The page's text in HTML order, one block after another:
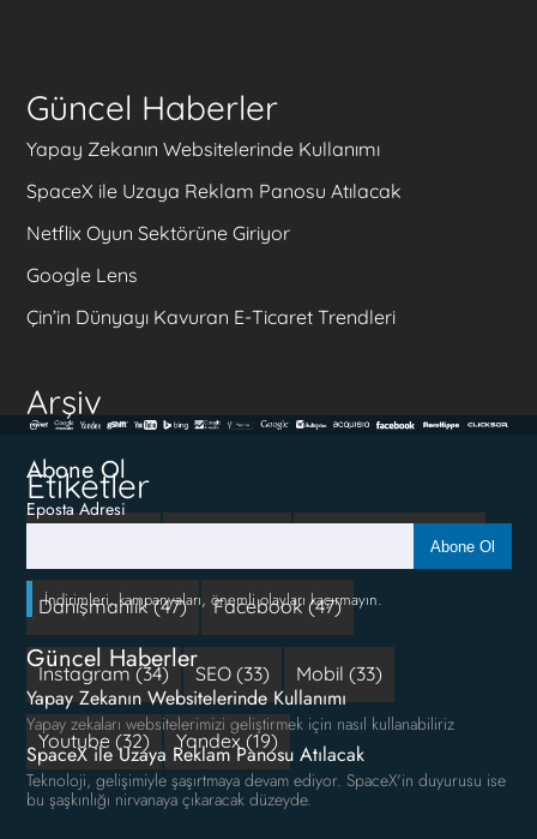
Güncel Haberler
Yapay Zekanın Websitelerinde Kullanımı
SpaceX ile Uzaya Reklam Panosu Atılacak
Netflix Oyun Sektörüne Giriyor
Google Lens
Çin’in Dünyayı Kavuran E-Ticaret Trendleri
Arşiv
Etiketler
Sosyal Medya (50)
Danışmanlık (47) Facebook (47)
Instagram (34) SEO (33) Mobil (33)
Youtube (32) Yandex (19)
Abone Ol
Eposta Adresi
Abone Ol
İndirimleri, kampanyaları, önemli olayları kaçırmayın.
Güncel Haberler
Yapay Zekanın Websitelerinde Kullanımı
Yapay zekaları websitelerimizi geliştirmek için nasıl kullanabiliriz
SpaceX ile Uzaya Reklam Panosu Atılacak
Teknoloji, gelişimiyle şaşırtmaya devam ediyor. SpaceX'in duyurusu ise
bu şaşkınlığı nirvanaya çıkaracak düzeyde.